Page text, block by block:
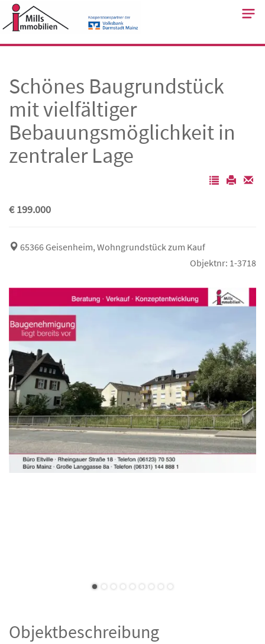
Skip
to
Schönes Baugrundstück
mit vielfältiger
Bebauungsmöglichkeit in
zentraler Lage
€ 199.000
65366 Geisenheim, Wohngrundstück zum Kauf
Objektnr: 1-3718
Objektbeschreibung